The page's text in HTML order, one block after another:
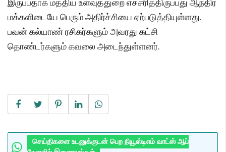
இருப்பதாக மத்திய உளவுத்துறை எச்சரித்திருப்பது ஆந்திர
மக்களிடையே பெரும் அதிர்ச்சியை ஏற்படுத்தியுள்ளது.
பவன் கல்யாண் ரசிகர்களும் அவரது கட்சி
தொண்டர்களும் கவலை அடைந்துள்ளனர்.
செய்திகளை உடனுக்குடன் பெற நியூஸ்டிஎம் வாட்ஸ் ஆப்